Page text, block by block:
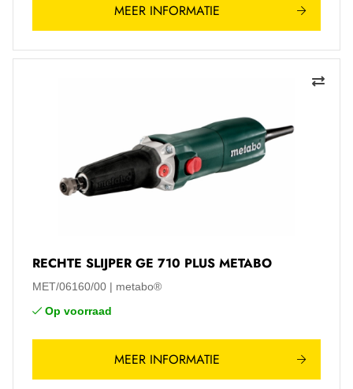
MEER INFORMATIE
RECHTE SLIJPER GE 710 PLUS METABO
MET/06160/00
metabo®
Op voorraad
MEER INFORMATIE